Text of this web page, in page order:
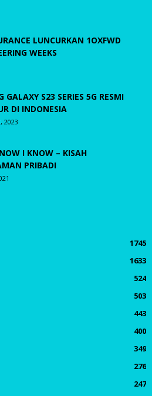
LUNCURKAN 1OXFWD
WEEKS
GALAXY S23 SERIES 5G RESMI
DI INDONESIA
2023
I KNOW – KISAH
PRIBADI
1745
1633
524
503
443
400
349
276
247